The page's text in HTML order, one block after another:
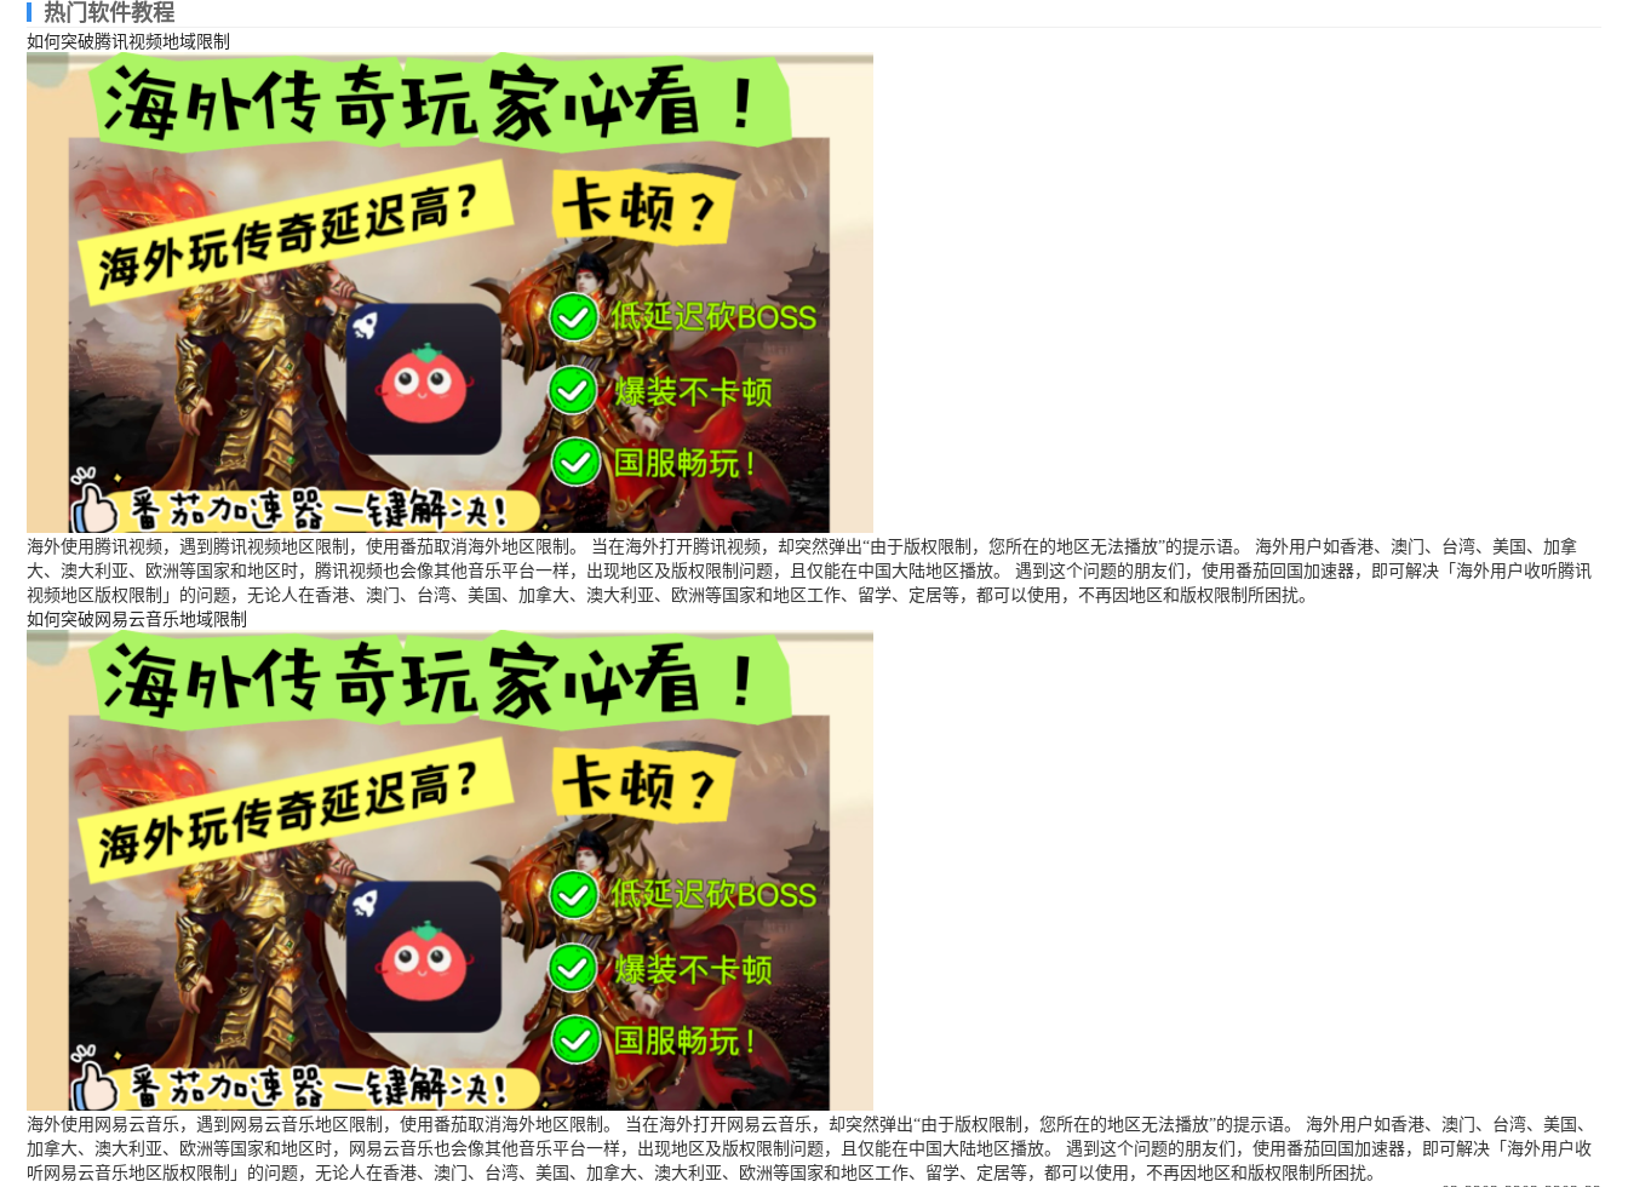
热门软件教程
如何突破腾讯视频地域限制
海外使用腾讯视频，遇到腾讯视频地区限制，使用番茄取消海外地区限制。 当在海外打开腾讯视频，却突然弹出“由于版权限制，您所在的地区无法播放”的提示语。 海外用户如香港、澳门、台湾、美国、加拿
大、澳大利亚、欧洲等国家和地区时，腾讯视频也会像其他音乐平台一样，出现地区及版权限制问题，且仅能在中国大陆地区播放。 遇到这个问题的朋友们，使用番茄回国加速器，即可解决「海外用户收听腾讯
视频地区版权限制」的问题，无论人在香港、澳门、台湾、美国、加拿大、澳大利亚、欧洲等国家和地区工作、留学、定居等，都可以使用，不再因地区和版权限制所困扰。
如何突破网易云音乐地域限制
海外使用网易云音乐，遇到网易云音乐地区限制，使用番茄取消海外地区限制。 当在海外打开网易云音乐，却突然弹出“由于版权限制，您所在的地区无法播放”的提示语。 海外用户如香港、澳门、台湾、美国、
加拿大、澳大利亚、欧洲等国家和地区时，网易云音乐也会像其他音乐平台一样，出现地区及版权限制问题，且仅能在中国大陆地区播放。 遇到这个问题的朋友们，使用番茄回国加速器，即可解决「海外用户收
听网易云音乐地区版权限制」的问题，无论人在香港、澳门、台湾、美国、加拿大、澳大利亚、欧洲等国家和地区工作、留学、定居等，都可以使用，不再因地区和版权限制所困扰。